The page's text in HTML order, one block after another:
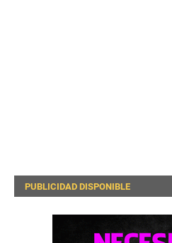
PUBLICIDAD DISPONIBLE